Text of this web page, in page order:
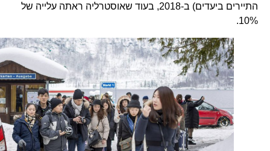
התיירים ביעדים) ב-2018, בעוד שאוסטרליה ראתה עלייה של
10%.